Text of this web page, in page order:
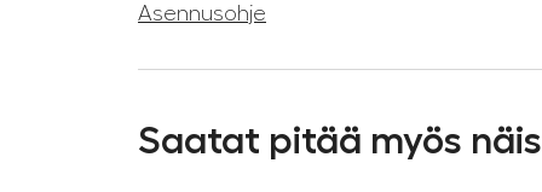
Asennusohje
Saatat pitää myös